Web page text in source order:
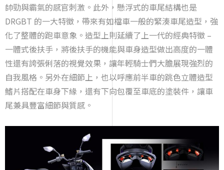
帥勁與霸氣的感官刺激。此外，懸浮式的車尾結構也是
DRGBT 的一大特徵，帶來有如檔車一般的緊湊車尾造型，強
化了整體的跑車意象。造型上則延續了上一代的經典特徵 –
一體式後扶手，將後扶手的機能與車身造型做出高度的一體
性還有誇張俐落的視覺效果，讓年輕騎士們大膽展現強烈的
自我風格。另外在細節上，也以呼應前半車的跳色立體造型
鰭片搭配在車身下緣，還有下向包覆至車底的塗裝件，讓車
尾兼具豐富細節與質感。